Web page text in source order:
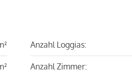
Anzahl Loggias:
Anzahl Zimmer: